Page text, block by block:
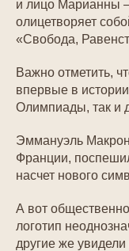
и лицо Марианны
олицетворяет
«Свобода,
Важно отметить,
впервые в
Олимпиады, так и
Эммануэль
Франции,
насчет нового
А вот
логотип
другие же